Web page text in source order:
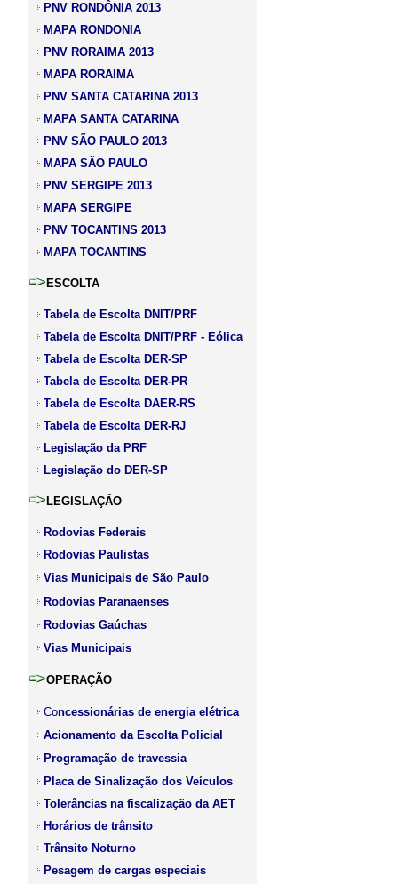
PNV RONDÔNIA 2013
MAPA RONDONIA
PNV RORAIMA 2013
MAPA RORAIMA
PNV SANTA CATARINA 2013
MAPA SANTA CATARINA
PNV SÃO PAULO 2013
MAPA SÃO PAULO
PNV SERGIPE 2013
MAPA SERGIPE
PNV TOCANTINS 2013
MAPA TOCANTINS
ESCOLTA
Tabela de Escolta DNIT/PRF
Tabela de Escolta DNIT/PRF - Eólica
Tabela de Escolta DER-SP
Tabela de Escolta DER-PR
Tabela de Escolta DAER-RS
Tabela de Escolta DER-RJ
Legislação da PRF
Legislação do DER-SP
LEGISLAÇÃO
Rodovias Federais
Rodovias Paulistas
Vias Municipais de São Paulo
Rodovias Paranaenses
Rodovias Gaúchas
Vias Municipais
OPERAÇÃO
Concessionárias de energia elétrica
Acionamento da Escolta Policial
Programação de travessia
Placa de Sinalização dos Veículos
Tolerâncias na fiscalização da AET
Horários de trânsito
Trânsito Noturno
Pesagem de cargas especiais